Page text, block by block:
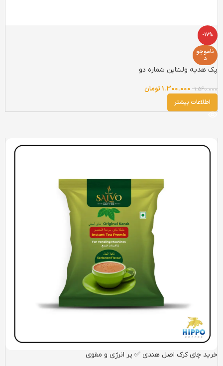
-17%
ناموجو
د
پک هدیه ولنتاین شماره دو
1.560.000
1.300.000 تومان
اطلاعات بیشتر
خرید چای کرک اصل هندی ✅ پر انرژی و مقوی